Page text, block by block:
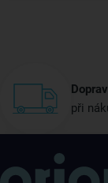
při